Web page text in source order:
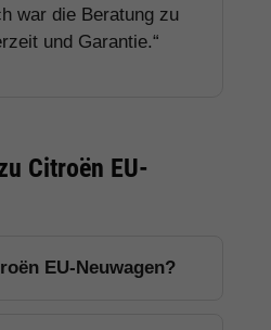
war die Beratung zu
und Garantie.“
Citroën EU-
EU-Neuwagen?